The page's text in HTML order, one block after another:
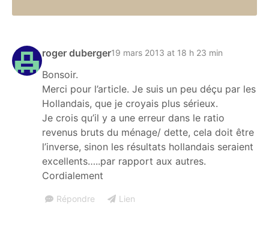
roger duberger19 mars 2013 at 18 h 23 min
Bonsoir.
Merci pour l’article. Je suis un peu déçu par les
Hollandais, que je croyais plus sérieux.
Je crois qu’il y a une erreur dans le ratio
revenus bruts du ménage/ dette, cela doit être
l’inverse, sinon les résultats hollandais seraient
excellents…..par rapport aux autres.
Cordialement
Répondre Lien